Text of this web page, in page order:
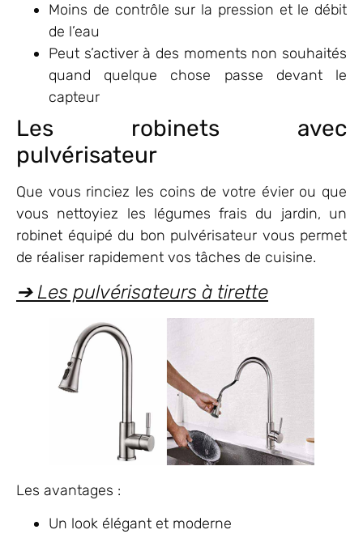
Moins de contrôle sur la pression et le débit
de l’eau
Peut s’activer à des moments non souhaités
quand quelque chose passe devant le
capteur
Les robinets avec
pulvérisateur
Que vous rinciez les coins de votre évier ou que
vous nettoyiez les légumes frais du jardin, un
robinet équipé du bon pulvérisateur vous permet
de réaliser rapidement vos tâches de cuisine.
➔ Les pulvérisateurs à tirette
Les avantages :
Un look élégant et moderne